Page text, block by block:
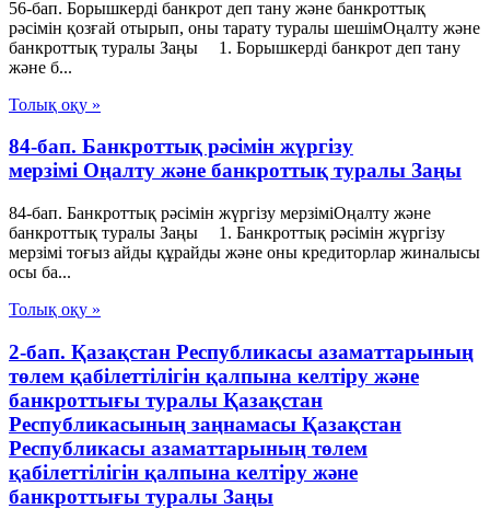
56-бап. Борышкердi банкрот деп тану және банкроттық
рәсімін қозғай отырып, оны тарату туралы шешiмОңалту және
банкроттық туралы Заңы 1. Борышкерді банкрот деп тану
және б...
Толық оқу »
84-бап. Банкроттық рәсімін жүргізу
мерзімі Оңалту және банкроттық туралы Заңы
84-бап. Банкроттық рәсімін жүргізу мерзіміОңалту және
банкроттық туралы Заңы 1. Банкроттық рәсімін жүргізу
мерзімі тоғыз айды құрайды және оны кредиторлар жиналысы
осы ба...
Толық оқу »
2-бап. Қазақстан Республикасы азаматтарының
төлем қабілеттілігін қалпына келтіру және
банкроттығы туралы Қазақстан
Республикасының заңнамасы Қазақстан
Республикасы азаматтарының төлем
қабілеттілігін қалпына келтіру және
банкроттығы туралы Заңы